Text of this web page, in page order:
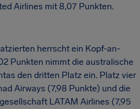
Airlines mit 8,07 Punkten.
herrscht ein Kopf-an-
Punkten nimmt die australische
den dritten Platz ein. Platz vier
Airways (7,98 Punkte) und die
LATAM Airlines (7,95